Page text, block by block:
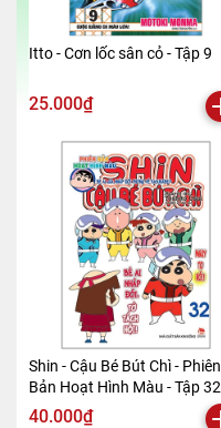
Itto - Cơn lốc sân cỏ - Tập 9
25.000₫
Shin - Cậu Bé Bút Chì - Phiên
Bản Hoạt Hình Màu - Tập 32
(Tái Bản 2019)
40.000₫